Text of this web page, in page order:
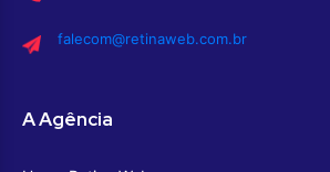
falecom@retinaweb.com.br
A Agência